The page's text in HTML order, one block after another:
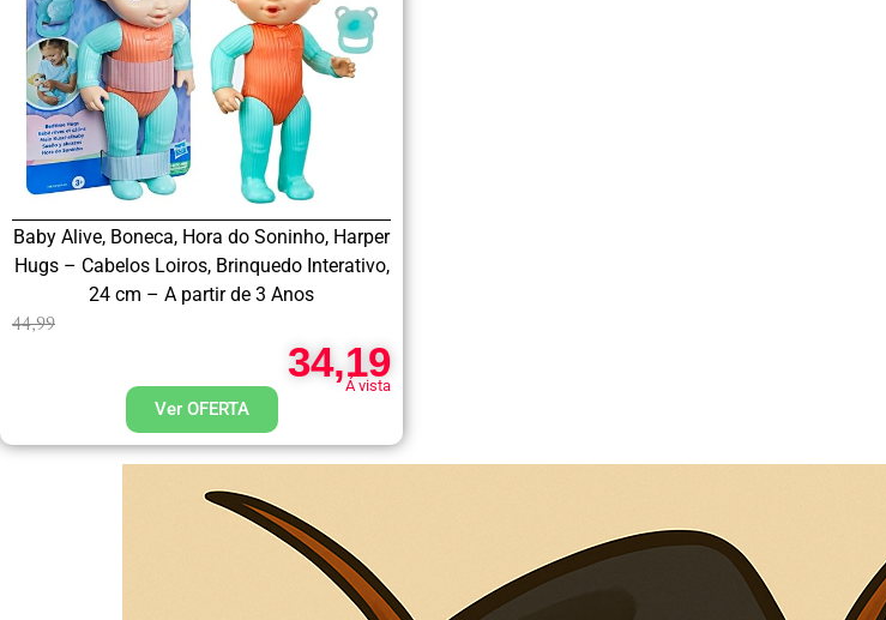
Baby Alive, Boneca, Hora do Soninho, Harper
Hugs – Cabelos Loiros, Brinquedo Interativo,
24 cm – A partir de 3 Anos
44,99
34,19
Á vista
Ver OFERTA